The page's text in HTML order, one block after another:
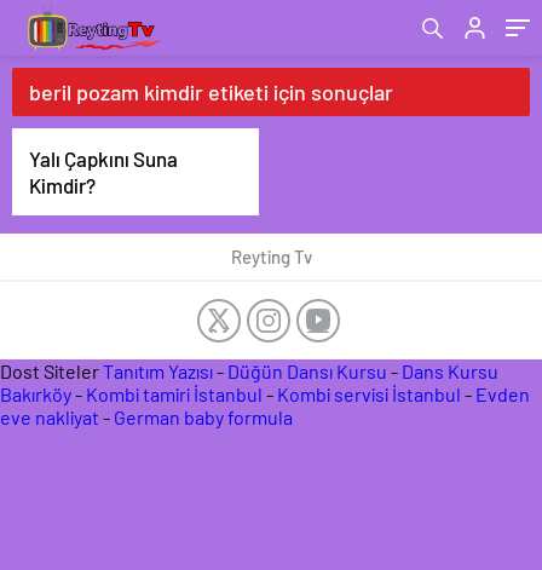
beril pozam kimdir etiketi için sonuçlar
Yalı Çapkını Suna
Kimdir?
Reyting Tv
Dost SitelerTanıtım Yazısı- Düğün Dansı Kursu - Dans Kursu
Bakırköy- Kombi tamiri İstanbul - Kombi servisi İstanbul - Evden
eve nakliyat - German baby formula